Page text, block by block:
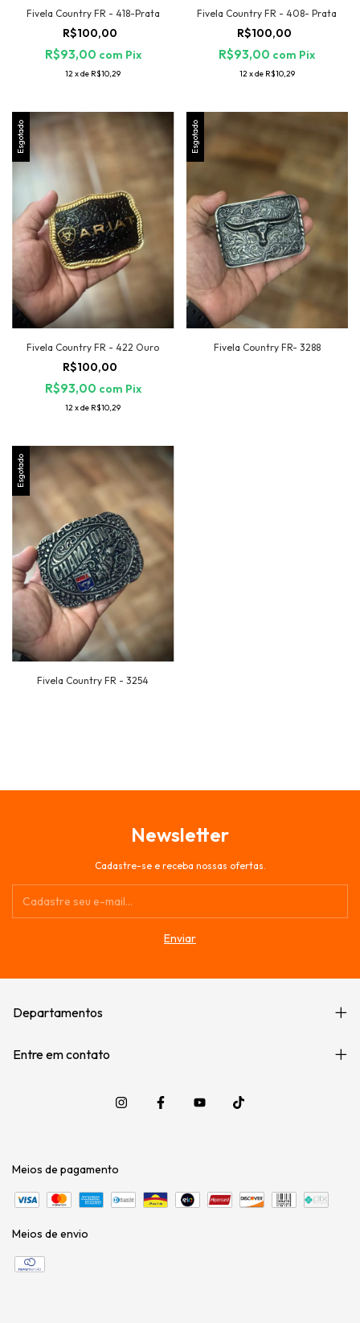
Fivela Country FR - 418-Prata
R$100,00
R$93,00 com Pix
12xde R$10,29
Fivela Country FR - 408- Prata
R$100,00
R$93,00 com Pix
12xde R$10,29
Esgotado
Fivela Country FR - 422 Ouro
R$100,00
R$93,00 com Pix
12xde R$10,29
Esgotado
Fivela Country FR- 3288
Esgotado
Fivela Country FR - 3254
Newsletter
Cadastre-se e receba nossas ofertas.
Departamentos
Entre em contato
Meios de pagamento
Meios de envio